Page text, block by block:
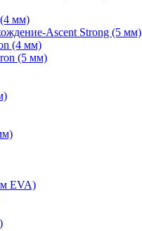
мм)
Ascent Strong (5 мм)
(4 мм)
(5 мм)
EVA)